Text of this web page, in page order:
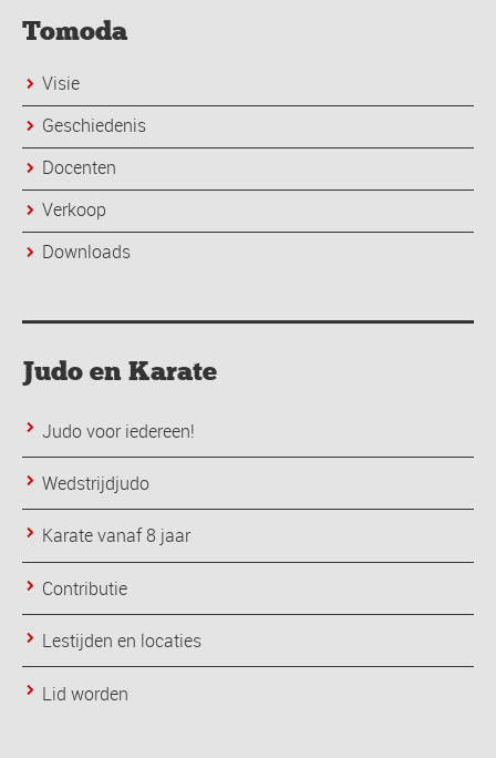
Tomoda
Visie
Geschiedenis
Docenten
Verkoop
Downloads
Judo en Karate
Judo voor iedereen!
Wedstrijdjudo
Karate vanaf 8 jaar
Contributie
Lestijden en locaties
Lid worden